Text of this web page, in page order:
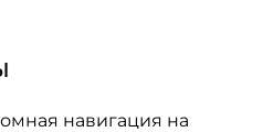
навигация на